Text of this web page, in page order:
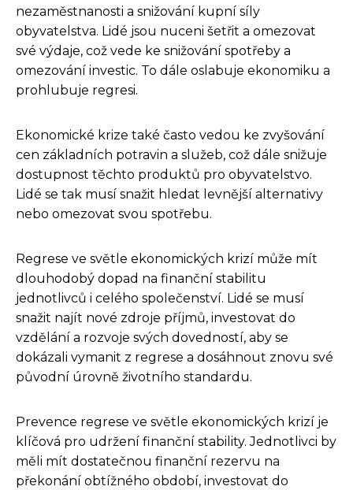
nezaměstnanosti a snižování kupní síly
obyvatelstva. Lidé jsou nuceni šetřit a omezovat
své výdaje, což vede ke snižování spotřeby a
omezování investic. To dále oslabuje ekonomiku a
prohlubuje regresi.
Ekonomické krize také často vedou ke zvyšování
cen základních potravin a služeb, což dále snižuje
dostupnost těchto produktů pro obyvatelstvo.
Lidé se tak musí snažit hledat levnější alternativy
nebo omezovat svou spotřebu.
Regrese ve světle ekonomických krizí může mít
dlouhodobý dopad na finanční stabilitu
jednotlivců i celého společenství. Lidé se musí
snažit najít nové zdroje příjmů, investovat do
vzdělání a rozvoje svých dovedností, aby se
dokázali vymanit z regrese a dosáhnout znovu své
původní úrovně životního standardu.
Prevence regrese ve světle ekonomických krizí je
klíčová pro udržení finanční stability. Jednotlivci by
měli mít dostatečnou finanční rezervu na
překonání obtížného období, investovat do